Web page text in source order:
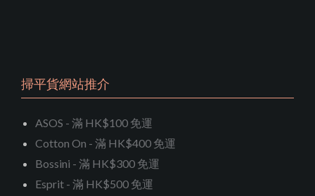
掃平貨網站推介
ASOS - 滿 HK$100 免運
Cotton On - 滿 HK$400 免運
Bossini - 滿 HK$300 免運
Esprit - 滿 HK$500 免運